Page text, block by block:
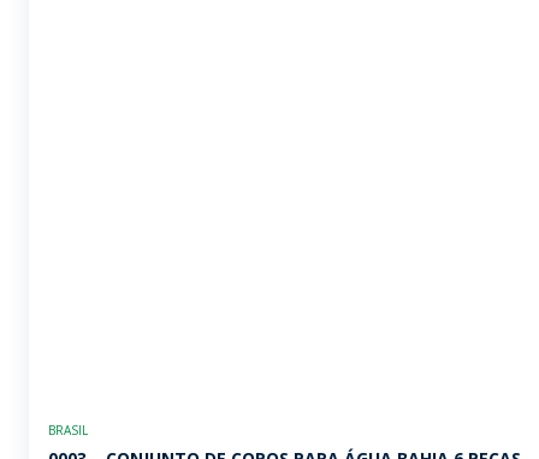
BRASIL